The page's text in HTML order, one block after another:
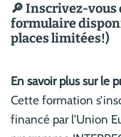
🔎 Inscrivez-vous
formulaire
places limitées!)
En savoir plus sur le
Cette formation
financé par l'Union